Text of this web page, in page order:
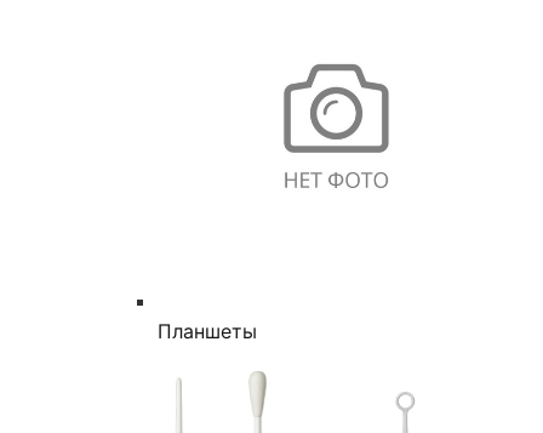
Планшеты